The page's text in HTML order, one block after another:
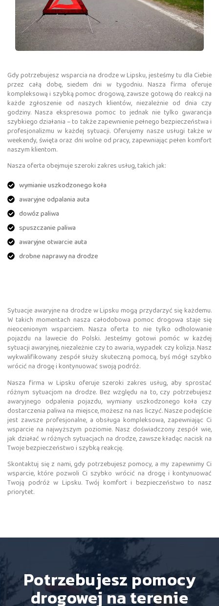
Gdy potrzebujesz wsparcia na drodze w Lipsku, jesteśmy tu dla Ciebie
przez całą dobę, siedem dni w tygodniu. Nasza firma oferuje
kompleksową i szybką pomoc drogową, zawsze gotową do reakcji na
każde zgłoszenie od naszych klientów, niezależnie od dnia czy
godziny. Nasza ekspresowa pomoc to jednak nie tylko gwarancja
szybkiego działania – to także zapewnienie pełnego bezpieczeństwa i
profesjonalizmu w każdej sytuacji. Oferujemy nasze usługi także w
weekendy, święta oraz dni wolne od pracy, zapewniając pełen komfort
naszym klientom.
Nasza oferta obejmuje szeroki zakres usług, takich jak:
wymianie uszkodzonego koła
awaryjne odpalania auta
dowóz paliwa
spuszczanie paliwa
awaryjne otwarcie auta
drobne naprawy na drodze
Sytuacje awaryjne na drodze w Lipsku mogą przydarzyć się każdemu.
W takich momentach nasza całodobowa pomoc drogowa staje się
nieocenionym wsparciem. Nasza oferta to nie tylko odholowanie
pojazdu na lawecie do Polski. Jesteśmy gotowi pomóc w każdej
sytuacji awaryjnej, niezależnie czy to awaria, wypadek czy kolizja. Nasz
wykwalifikowany zespół służy skuteczną pomocą, byś mógł szybko
wrócić na drogę i kontynuować swoją podróż.
Nasza firma w Lipsku oferuje szeroki zakres usług, aby sprostać
różnym sytuacjom na drodze. Bez względu na to, czy potrzebujesz
awaryjnego odpalenia pojazdu, wymiany uszkodzonego koła czy
dostarczenia paliwa na miejsce, możesz na nas liczyć. Nasze podejście
jest zawsze profesjonalne, a obsługa kompleksowa, zapewniając Ci
wsparcie na najwyższym poziomie. Nasz doświadczony zespół wie,
jak działać w różnych sytuacjach na drodze, zawsze kładąc nacisk na
Twoje bezpieczeństwo i szybką reakcję.
Skontaktuj się z nami, gdy potrzebujesz pomocy, a my zapewnimy Ci
wsparcie, które pozwoli Ci szybko wrócić na drogę i kontynuować
Twoją podróż w Lipsku. Twój komfort i bezpieczeństwo to nasz
priorytet.
Potrzebujesz pomocy
drogowej na terenie